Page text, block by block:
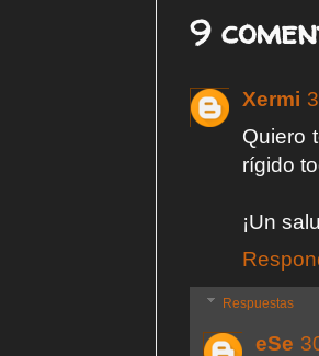
9
Xermi
Quiero
rígido
¡Un
Respuestas
eSe